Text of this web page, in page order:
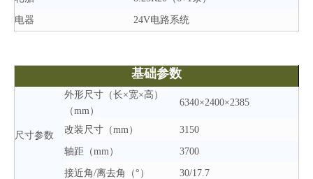
电器 24V电路系统
基础参数
尺寸参数
外形尺寸（长×宽×高）
（mm）
6340×2400×2385
改装尺寸（mm） 3150
轴距（mm） 3700
接近角/离去角（°） 30/17.7